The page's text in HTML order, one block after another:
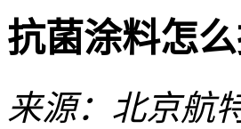
抗菌涂料怎么
来源：北京航